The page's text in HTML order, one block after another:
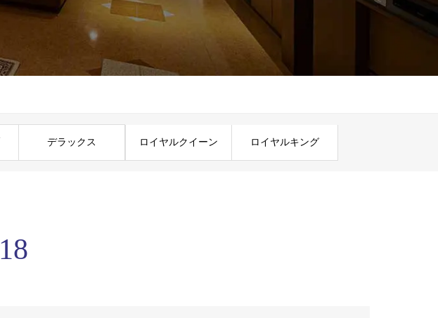
デラックス ロイヤルクイーン ロイヤルキング